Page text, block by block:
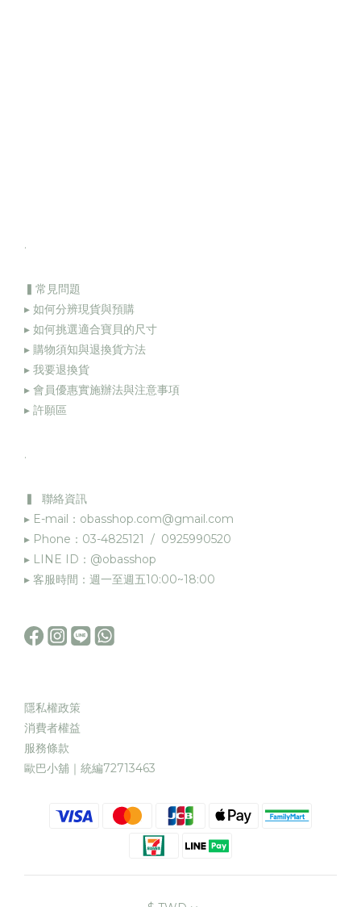
.
▍常見問題
▸ 如何分辨現貨與預購
▸ 如何挑選適合寶貝的尺寸
▸ 購物須知與退換貨方法
▸ 我要退換貨
▸ 會員優惠實施辦法與注意事項
▸ 許願區
.
▍ 聯絡資訊
▸ E-mail：obasshop.com@gmail.com
▸ Phone：03-4825121 / 0925990520
▸ LINE ID：@obasshop
▸ 客服時間：週一至週五10:00~18:00
隱私權政策
消費者權益
服務條款
歐巴小舖｜統編72713463